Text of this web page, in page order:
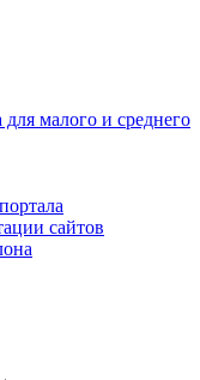
для малого и среднего
сайтов